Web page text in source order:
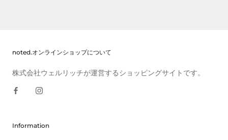
noted.オンラインショップについて
株式会社ウェルリッチが運営するショッピングサイトです。
Information